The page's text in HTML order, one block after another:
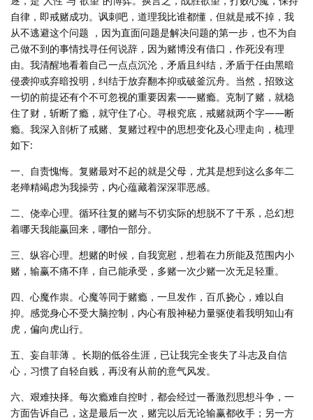
自律，即戒赌成功。讽刺吧，道理我比谁都懂，但就是戒不掉，我
从不逃避这个问题 ，因为直面问题是解决问题的第一步，也不为自
己做不到的事情找寻任何说辞，因为赌博没有借口，作死没有理
由。我清醒地看着自己一点点沉沦，矛盾且纠结，矛盾于任由黑暗
侵袭抑或弃暗投明，纠结于放弃翻本抑或破釜沉舟。当然，招致这
一切的前提还有个不可忽视的重要因素——赌瘾。克制了赌，就稳
住了财，斩断了瘾，就守住了心。寻根究底，戒赌就两个字——断
瘾。我深入剖析了戒赌、复赌过程中的思想变化及心理走向，梳理
如下:
一、自责愧悔。复赌最对不起的就是父母，尤其是想到这么多年二
老殚精竭虑为我操劳，内心蕴藏着深深罪恶感。
二、侥幸心理。循环往复的赌与不切实际的想脱不了干系，总幻想
着哪天我能赢回来，哪怕一部分。
三、纵容心理。想赌的时候，自我宽慰，想着在力所能及范围内小
赌，输赢不痛不痒，自己能承受，多赌一次少赌一次无足轻重。
四、心魔作祟。心魔等同于赌瘾，一旦发作，百爪挠心，难以自
抑。感觉身心不受大脑控制，内心有股神秘力量驱使着我明知山有
虎，偏向虎山行。
五、妄自菲薄 。长期的低谷生涯，已让我完全丧失了斗志及自信
心，习惯了自轻自贱，再没有从前的意气风发。
六、艰难抉择。每次瘾难自控时，都会经过一番激烈思想斗争，一
方面告诉自己，这是最后一次，赌完以后无论输赢都收手；另一方